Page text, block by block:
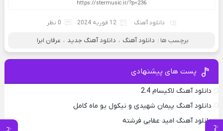
دانلود آهنگ 12 فوریه 2024 0 نظر
برچسب ها : دانلود آهنگ ، دانلود آهنگ جدید ، عرفان ابرا
پست های پیشنهادی
دانلود آهنگ لاکیسام 2.4
دانلود آهنگ پیمان شهیدی و نیکول یو ماه کامل
دانلود آهنگ امید عقابی فرشته